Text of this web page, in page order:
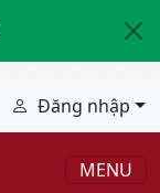
Đăng nhập
MENU